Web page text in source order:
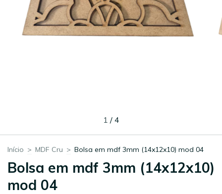
1 / 4
Início > MDF Cru > Bolsa em mdf 3mm (14x12x10) mod 04
Bolsa em mdf 3mm (14x12x10)
mod 04